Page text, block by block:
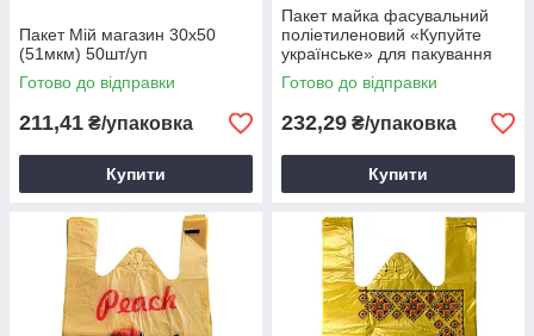
Пакет Мій магазин 30х50
(51мкм) 50шт/уп
Готово до відправки
211,41 ₴/упаковка
Купити
Пакет майка фасувальний
поліетиленовий «Купуйте
українське» для пакування
товарів, кульок 38х57см (50
шт/уп)
Готово до відправки
232,29 ₴/упаковка
Купити